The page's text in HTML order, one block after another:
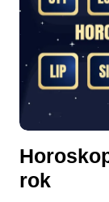
rok